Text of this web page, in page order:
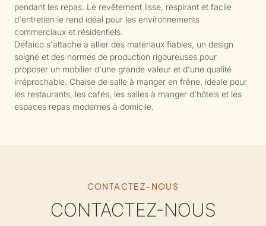
pendant les repas. Le revêtement lisse, respirant et facile
d'entretien le rend idéal pour les environnements
commerciaux et résidentiels.
Defaico s'attache à allier des matériaux fiables, un design
soigné et des normes de production rigoureuses pour
proposer un mobilier d'une grande valeur et d'une qualité
irréprochable. Chaise de salle à manger en frêne, idéale pour
les restaurants, les cafés, les salles à manger d'hôtels et les
espaces repas modernes à domicile.
CONTACTEZ-NOUS
CONTACTEZ-NOUS